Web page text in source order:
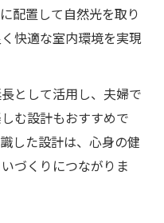
配置して自然光を取り
快適な室内環境を実現
として活用し、夫婦で
む設計もおすすめで
した設計は、心身の健
づくりにつながりま